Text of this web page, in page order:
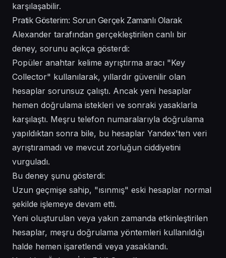
karşılaşabilir.
Pratik Gösterim: Sorun Gerçek Zamanlı Olarak
Alexander tarafından gerçekleştirilen canlı bir
deney, sorunu açıkça gösterdi:
Popüler anahtar kelime ayrıştırma aracı "Key
Collector" kullanılarak, yıllardır güvenilir olan
hesaplar sorunsuz çalıştı. Ancak yeni hesaplar
hemen doğrulama istekleri ve sonraki yasaklarla
karşılaştı. Meşru telefon numaralarıyla doğrulama
yapıldıktan sonra bile, bu hesaplar Yandex'ten veri
ayrıştıramadı ve mevcut zorluğun ciddiyetini
vurguladı.
Bu deney şunu gösterdi:
Uzun geçmişe sahip, "ısınmış" eski hesaplar normal
şekilde işlemeye devam etti.
Yeni oluşturulan veya yakın zamanda etkinleştirilen
hesaplar, meşru doğrulama yöntemleri kullanıldığı
halde hemen işaretlendi veya yasaklandı.